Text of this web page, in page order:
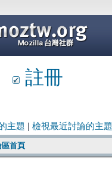
註冊
主題 檢視最近討論的主題
區首頁